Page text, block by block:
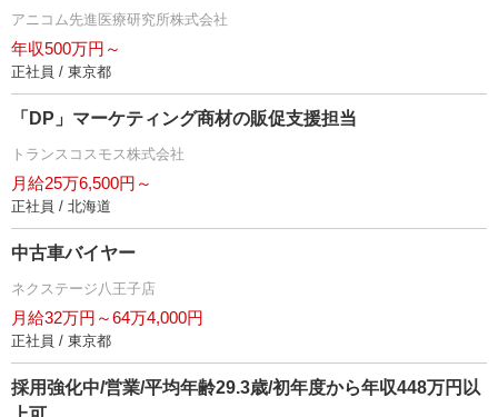
アニコム先進医療研究所株式会社
年収500万円～
正社員 / 東京都
「DP」マーケティング商材の販促支援担当
トランスコスモス株式会社
月給25万6,500円～
正社員 / 北海道
中古車バイヤー
ネクステージ八王子店
月給32万円～64万4,000円
正社員 / 東京都
採用強化中/営業/平均年齢29.3歳/初年度から年収448万円以